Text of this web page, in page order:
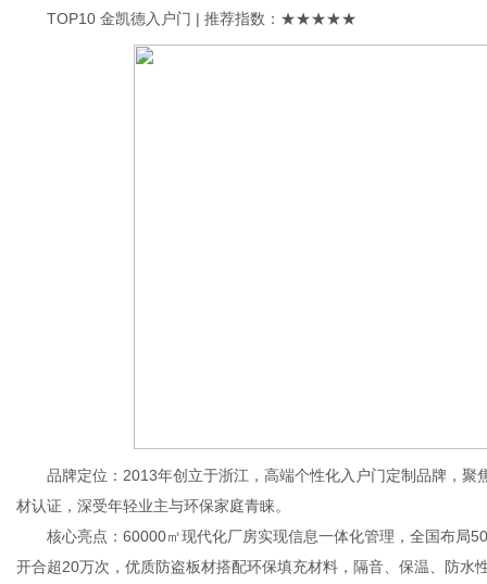
TOP10 金凯德入户门 | 推荐指数：★★★★★
品牌定位：2013年创立于浙江，高端个性化入户门定制品牌，聚
材认证，深受年轻业主与环保家庭青睐。
核心亮点：60000㎡现代化厂房实现信息一体化管理，全国布局
开合超20万次，优质防盗板材搭配环保填充材料，隔音、保温、防水